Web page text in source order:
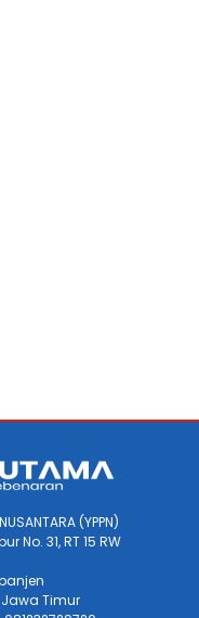
(YPPN)
No. 31, RT 15 RW
Timur